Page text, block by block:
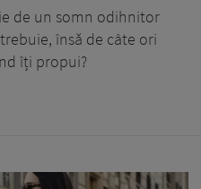
de un somn odihnitor
însă de câte ori
îți propui?